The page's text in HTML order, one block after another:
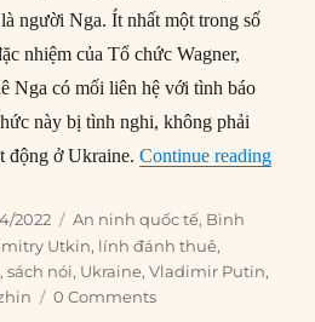
người Nga. Ít nhất một trong số
nhiệm của Tổ chức Wagner,
Nga có mối liên hệ với tình báo
này bị tình nghi, không phải
động ở Ukraine.Continue reading“Tại
2022 Categories
An ninh quốc tế, Bình
Utkin, lính đánh thuê,
,sách nói, Ukraine,Vladimir Putin,
0 Comments